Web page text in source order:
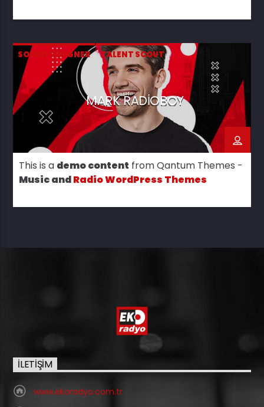
SOUND DESIGNER TALENT SCOUT
MARK RADIOBOY
This is a demo content from Qantum Themes -
Music andRadio WordPress Themes
İLETIŞIM
www.ekoradyo.com.tr